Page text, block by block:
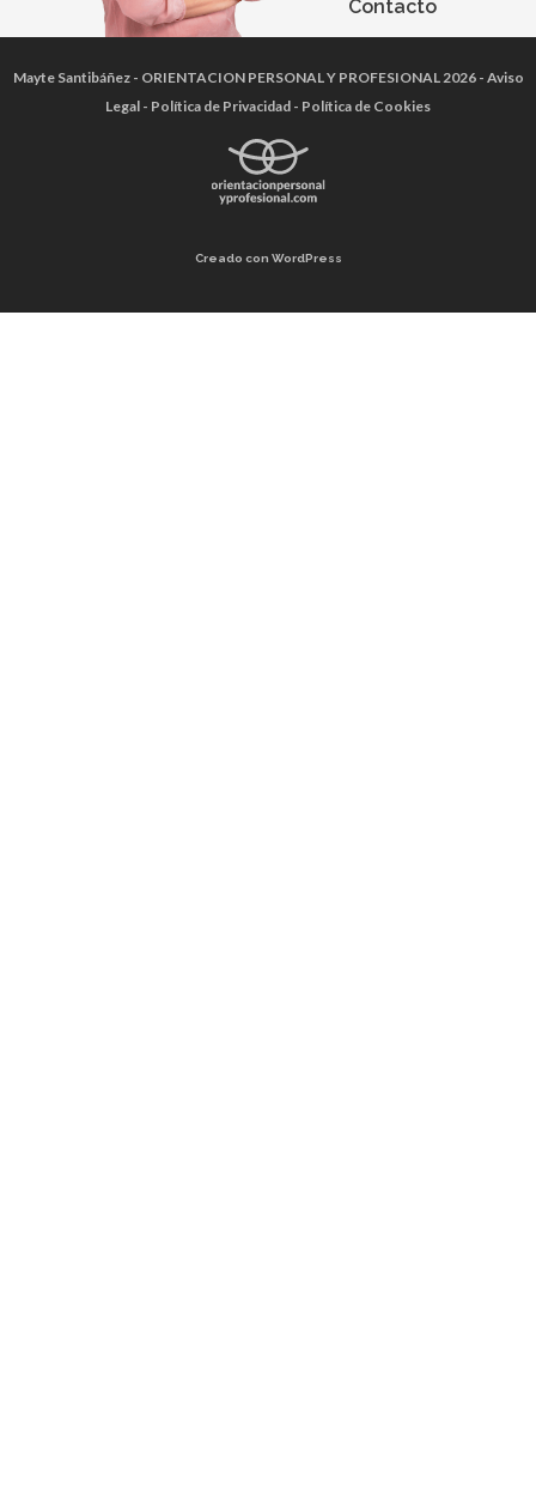
Contacto
Mayte Santibáñez- ORIENTACION PERSONAL Y PROFESIONAL 2026 - Aviso
Legal - Política de Privacidad - Política de Cookies
Creado con WordPress